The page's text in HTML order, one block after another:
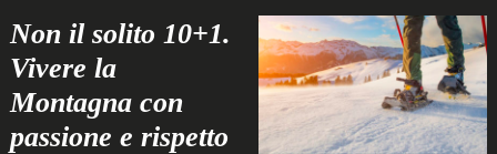
Non il solito 10+1.
Vivere la
Montagna con
passione e rispetto
Search
for: